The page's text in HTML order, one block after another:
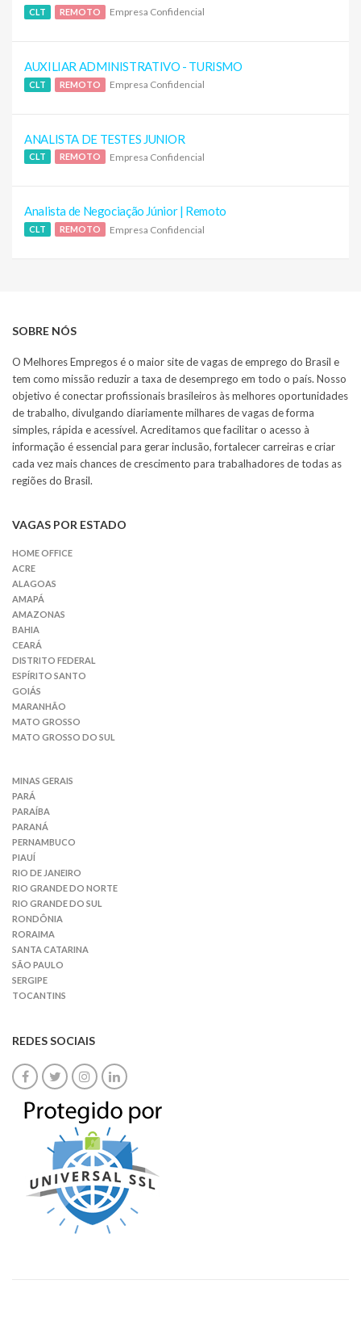
CLT REMOTO Empresa Confidencial
AUXILIAR ADMINISTRATIVO - TURISMO
CLT REMOTO Empresa Confidencial
ANALISTA DE TESTES JUNIOR
CLT REMOTO Empresa Confidencial
Analista de Negociação Júnior | Remoto
CLT REMOTO Empresa Confidencial
SOBRE NÓS
O Melhores Empregos é o maior site de vagas de emprego do Brasil e
tem como missão reduzir a taxa de desemprego em todo o país. Nosso
objetivo é conectar profissionais brasileiros às melhores oportunidades
de trabalho, divulgando diariamente milhares de vagas de forma
simples, rápida e acessível. Acreditamos que facilitar o acesso à
informação é essencial para gerar inclusão, fortalecer carreiras e criar
cada vez mais chances de crescimento para trabalhadores de todas as
regiões do Brasil.
VAGAS POR ESTADO
HOME OFFICE
ACRE
ALAGOAS
AMAPÁ
AMAZONAS
BAHIA
CEARÁ
DISTRITO FEDERAL
ESPÍRITO SANTO
GOIÁS
MARANHÃO
MATO GROSSO
MATO GROSSO DO SUL
MINAS GERAIS
PARÁ
PARAÍBA
PARANÁ
PERNAMBUCO
PIAUÍ
RIO DE JANEIRO
RIO GRANDE DO NORTE
RIO GRANDE DO SUL
RONDÔNIA
RORAIMA
SANTA CATARINA
SÃO PAULO
SERGIPE
TOCANTINS
REDES SOCIAIS